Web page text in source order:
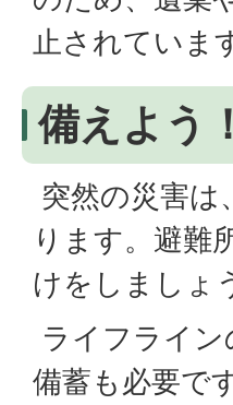
止されていま
備えよう
突然の災害
ります。避難
けをしましょ
ライフライ
備蓄も必要です